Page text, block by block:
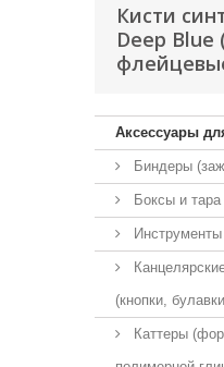
Кисти
Deep Blue
Аксессуары
Биндеры
Боксы и
(кнопки,
Каттеры